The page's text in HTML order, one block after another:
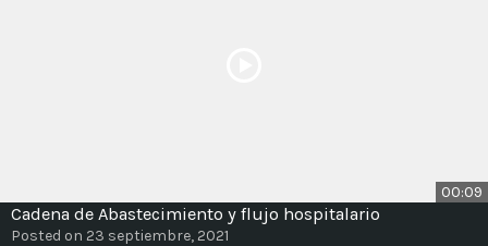
00:09
Cadena de Abastecimiento y flujo hospitalario
Posted on 23 septiembre, 2021